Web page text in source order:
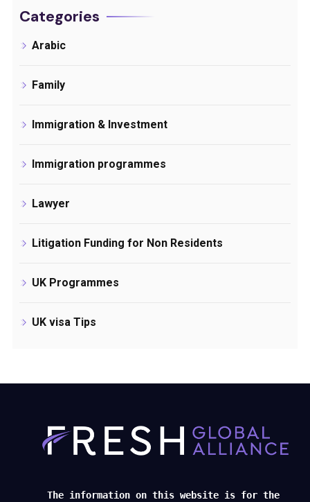
Categories
Arabic
Family
Immigration & Investment
Immigration programmes
Lawyer
Litigation Funding for Non Residents
UK Programmes
UK visa Tips
The information on this website is for the